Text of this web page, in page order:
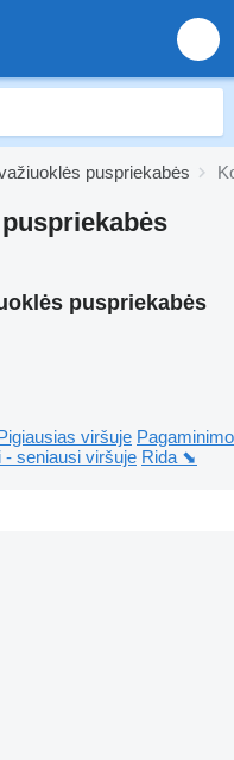
puspriekabės
puspriekabės
viršuje Pagaminimo
- seniausi viršuje Rida ⬊